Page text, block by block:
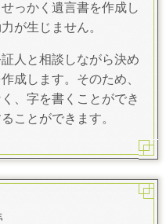
っかく遺言書を作成し
が生じません。
人と相談しながら決め
成します。そのため、
、字を書くことができ
ことができます。
続